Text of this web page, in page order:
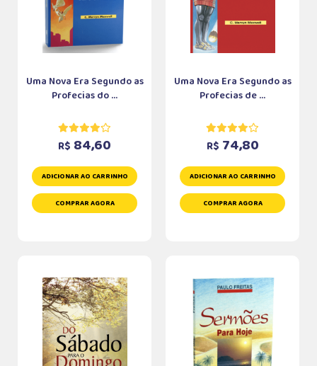
Uma Nova Era Segundo as
Profecias do ...
R$ 84,60
ADICIONAR AO CARRINHO
COMPRAR AGORA
Uma Nova Era Segundo as
Profecias de ...
R$ 74,80
ADICIONAR AO CARRINHO
COMPRAR AGORA